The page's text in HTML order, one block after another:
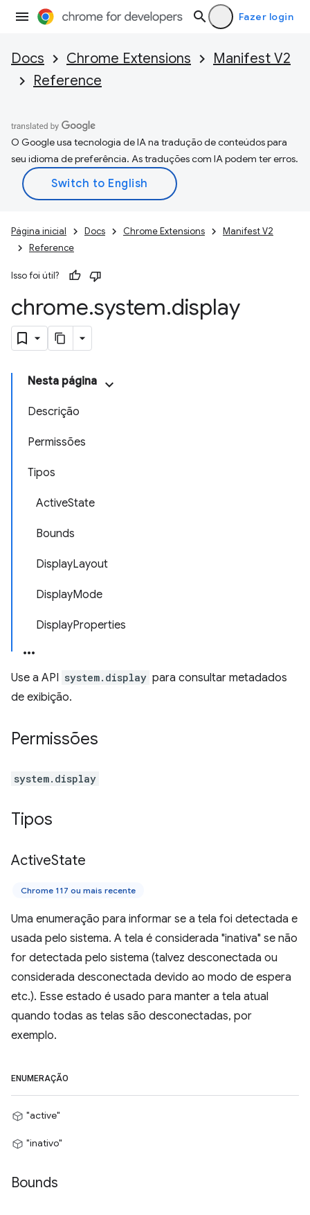
Fazer login
Docs Chrome Extensions
Manifest V2
Reference
O Google usa tecnologia de IA na tradução de conteúdos para
seu idioma de preferência. As traduções com IA podem ter erros.
Página inicial Docs Chrome Extensions
Manifest V2
Reference
Isso foi útil?
chrome.system.display
Nesta página
Descrição
Permissões
Tipos
ActiveState
Bounds
DisplayLayout
DisplayMode
DisplayProperties
Use a API system.display para consultar metadados
de exibição.
Permissões
system.display
Tipos
ActiveState
Chrome 117 ou mais recente
Uma enumeração para informar se a tela foi detectada e
usada pelo sistema. A tela é considerada "inativa" se não
for detectada pelo sistema (talvez desconectada ou
considerada desconectada devido ao modo de espera
etc.). Esse estado é usado para manter a tela atual
quando todas as telas são desconectadas, por
exemplo.
ENUMERAÇÃO
"active"
"inativo"
Bounds